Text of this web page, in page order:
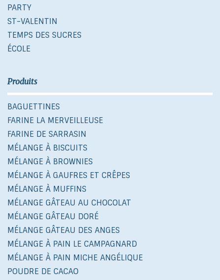
PARTY
ST-VALENTIN
TEMPS DES SUCRES
ÉCOLE
Produits
BAGUETTINES
FARINE LA MERVEILLEUSE
FARINE DE SARRASIN
MÉLANGE À BISCUITS
MÉLANGE À BROWNIES
MÉLANGE À GAUFRES ET CRÊPES
MÉLANGE À MUFFINS
MÉLANGE GÂTEAU AU CHOCOLAT
MÉLANGE GÂTEAU DORÉ
MÉLANGE GÂTEAU DES ANGES
MÉLANGE À PAIN LE CAMPAGNARD
MÉLANGE À PAIN MICHE ANGÉLIQUE
POUDRE DE CACAO